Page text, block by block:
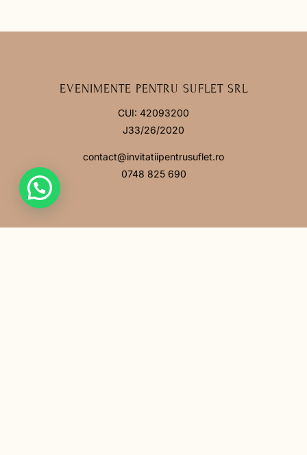
EVENIMENTE PENTRU SUFLET SRL
CUI: 42093200
J33/26/2020
contact@invitatiipentrusuflet.ro
0748 825 690